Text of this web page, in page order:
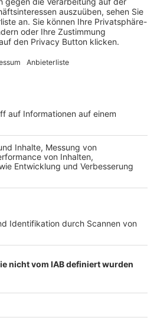
Datenschutz Impressum